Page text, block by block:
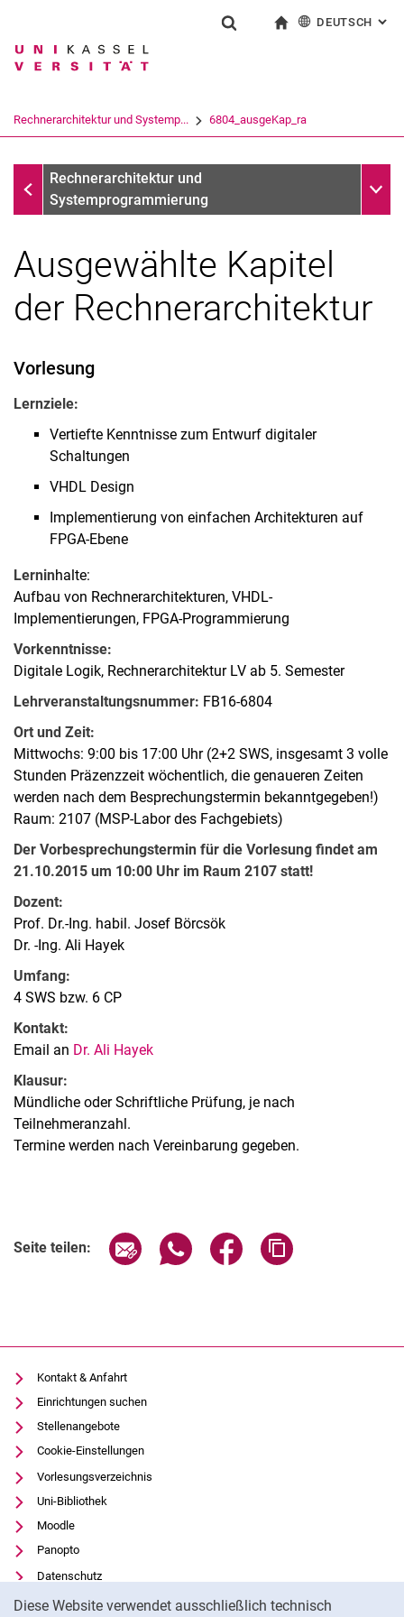
Springe direkt zu: Inhalt
Springe direkt zu: Suche
Springe direkt zu:
Diese Website verwendet ausschließlich technisch
Suchbegriff
Suchen (öffnet externen Link in einem
DEUTSCH :
Rechnerarchitektur und Systemp... 6804_ausgeKap_ra
Fachgebiete
Rechnerarchitektur und
Systemprogrammierung
Ausgewählte Kapitel
der Rechnerarchitektur
Vorlesung
Lernziele:
Vertiefte Kenntnisse zum Entwurf digitaler
Schaltungen
VHDL Design
Implementierung von einfachen Architekturen auf
FPGA-Ebene
Lerninhalte:
Aufbau von Rechnerarchitekturen, VHDL-
Implementierungen, FPGA-Programmierung
Vorkenntnisse:
Digitale Logik, Rechnerarchitektur LV ab 5. Semester
Lehrveranstaltungsnummer: FB16-6804
Ort und Zeit:
Mittwochs: 9:00 bis 17:00 Uhr (2+2 SWS, insgesamt 3 volle
Stunden Präzenzzeit wöchentlich, die genaueren Zeiten
werden nach dem Besprechungstermin bekanntgegeben!)
Raum: 2107 (MSP-Labor des Fachgebiets)
Der Vorbesprechungstermin für die Vorlesung findet am
21.10.2015 um 10:00 Uhr im Raum 2107 statt!
Dozent:
Prof. Dr.-Ing. habil. Josef Börcsök
Dr. -Ing. Ali Hayek
Umfang:
4 SWS bzw. 6 CP
Kontakt:
Email an Dr. Ali Hayek
Klausur:
Mündliche oder Schriftliche Prüfung, je nach
Teilnehmeranzahl.
Termine werden nach Vereinbarung gegeben.
Seite teilen: Seite über E-Mail teilen
Seite über WhatsApp teilen
Seite über Facebook
Kontakt & Anfahrt
Einrichtungen suchen
Stellenangebote
Cookie-Einstellungen
Vorlesungsverzeichnis
Uni-Bibliothek
Moodle
Panopto
Datenschutz
Barrierefreiheit